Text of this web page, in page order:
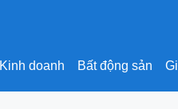
Kinh doanh Bất động sản